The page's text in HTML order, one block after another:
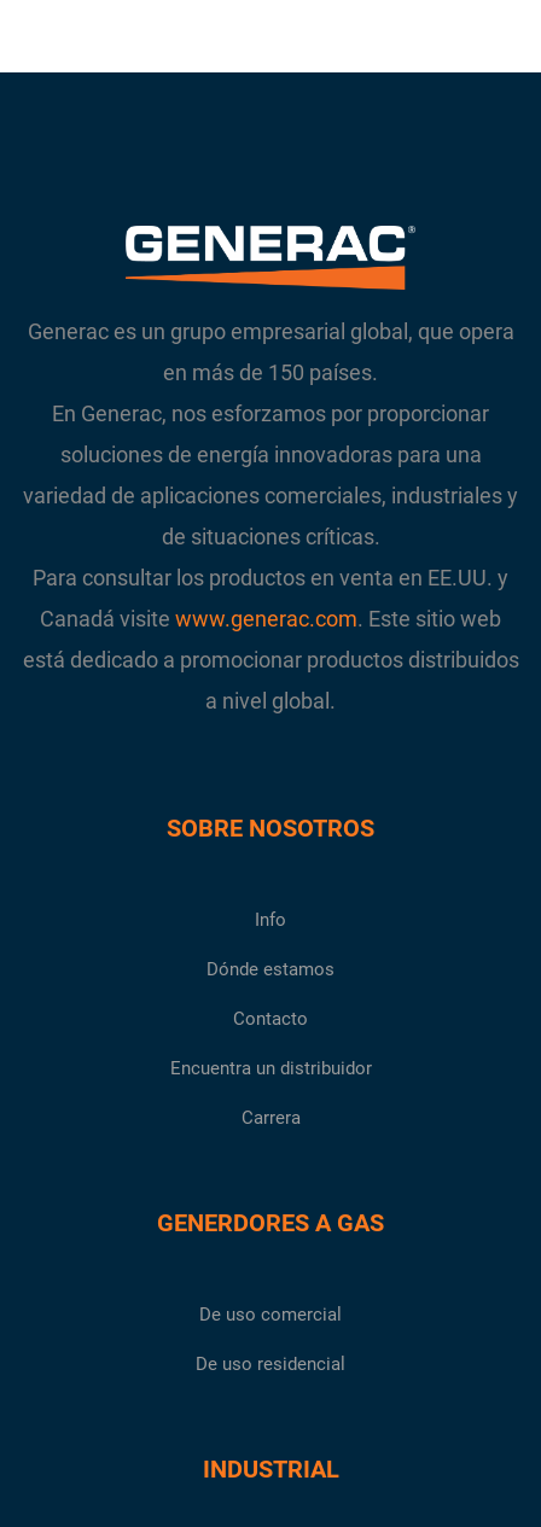
Generac es un grupo empresarial global, que opera
en más de 150 países.
En Generac, nos esforzamos por proporcionar
soluciones de energía innovadoras para una
variedad de aplicaciones comerciales, industriales y
de situaciones críticas.
Para consultar los productos en venta en EE.UU. y
Canadá visite www.generac.com. Este sitio web
está dedicado a promocionar productos distribuidos
a nivel global.
SOBRE NOSOTROS
Info
Dónde estamos
Contacto
Encuentra un distribuidor
Carrera
GENERDORES A GAS
De uso comercial
De uso residencial
INDUSTRIAL